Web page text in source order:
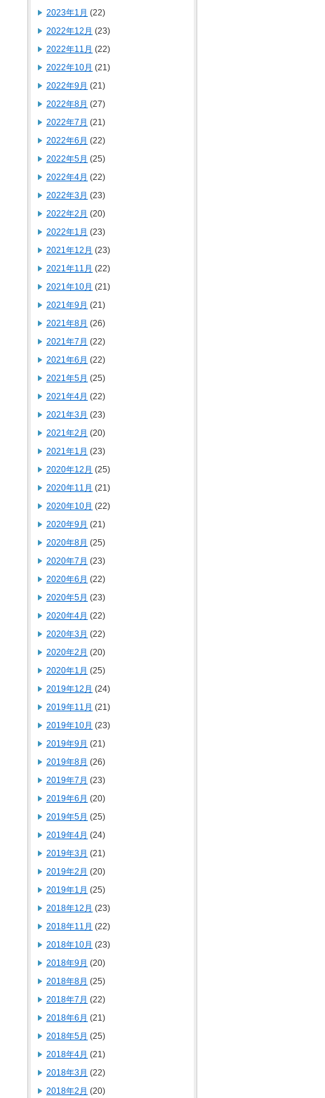
2023年1月 (22)
2022年12月 (23)
2022年11月 (22)
2022年10月 (21)
2022年9月 (21)
2022年8月 (27)
2022年7月 (21)
2022年6月 (22)
2022年5月 (25)
2022年4月 (22)
2022年3月 (23)
2022年2月 (20)
2022年1月 (23)
2021年12月 (23)
2021年11月 (22)
2021年10月 (21)
2021年9月 (21)
2021年8月 (26)
2021年7月 (22)
2021年6月 (22)
2021年5月 (25)
2021年4月 (22)
2021年3月 (23)
2021年2月 (20)
2021年1月 (23)
2020年12月 (25)
2020年11月 (21)
2020年10月 (22)
2020年9月 (21)
2020年8月 (25)
2020年7月 (23)
2020年6月 (22)
2020年5月 (23)
2020年4月 (22)
2020年3月 (22)
2020年2月 (20)
2020年1月 (25)
2019年12月 (24)
2019年11月 (21)
2019年10月 (23)
2019年9月 (21)
2019年8月 (26)
2019年7月 (23)
2019年6月 (20)
2019年5月 (25)
2019年4月 (24)
2019年3月 (21)
2019年2月 (20)
2019年1月 (25)
2018年12月 (23)
2018年11月 (22)
2018年10月 (23)
2018年9月 (20)
2018年8月 (25)
2018年7月 (22)
2018年6月 (21)
2018年5月 (25)
2018年4月 (21)
2018年3月 (22)
2018年2月 (20)